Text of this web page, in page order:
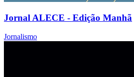
Jornal ALECE - Edição Manhã
Jornalismo